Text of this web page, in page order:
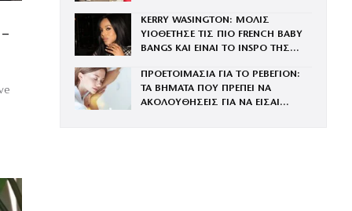
KERRY WASINGTON: ΜΟΛΙΣ
ΥΙΟΘΕΤΗΣΕ ΤΙΣ ΠΙΟ FRENCH BABY
BANGS ΚΑΙ ΕΙΝΑΙ ΤΟ INSPO ΤΗΣ
ΠΡΟΕΤΟΙΜΑΣΙΑ ΓΙΑ ΤΟ ΡΕΒΕΓΙΟΝ:
ΤΑ ΒΗΜΑΤΑ ΠΟΥ ΠΡΕΠΕΙ ΝΑ
ΑΚΟΛΟΥΘΗΣΕΙΣ ΓΙΑ ΝΑ ΕΙΣΑΙ